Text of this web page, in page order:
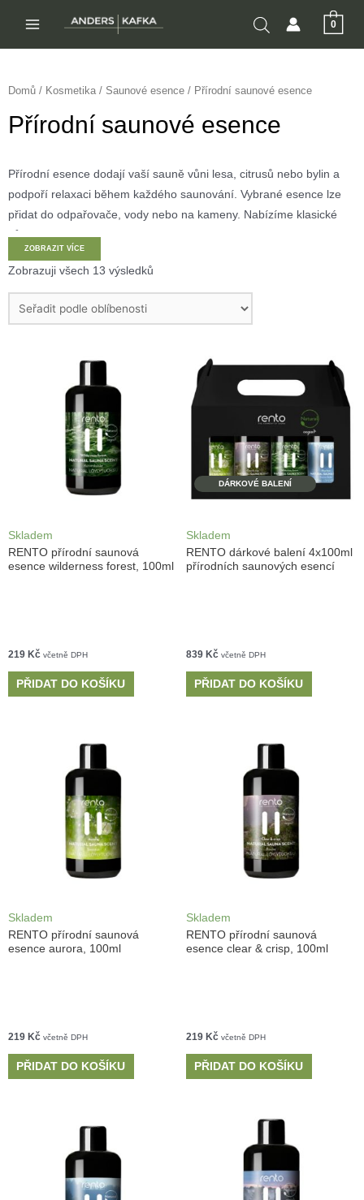
obsah
0
Domů / Kosmetika / Saunové esence / Přírodní saunové esence
Přírodní saunové esence
Přírodní esence dodají vaší sauně vůni lesa, citrusů nebo bylin a
podpoří relaxaci během každého saunování. Vybrané esence lze
přidat do odpařovače, vody nebo na kameny. Nabízíme klasické
vůně borovice, eukalyptu, pomeranče i dárková balení.
ZOBRAZIT VÍCE
Zobrazuji všech 13 výsledků
Skladem
RENTO přírodní saunová
esence wilderness forest, 100ml
219 Kč včetně DPH
PŘIDAT DO KOŠÍKU
DÁRKOVÉ BALENÍ
Skladem
RENTO dárkové balení 4x100ml
přírodních saunových esencí
839 Kč včetně DPH
PŘIDAT DO KOŠÍKU
Skladem
RENTO přírodní saunová
esence aurora, 100ml
219 Kč včetně DPH
PŘIDAT DO KOŠÍKU
Skladem
RENTO přírodní saunová
esence clear & crisp, 100ml
219 Kč včetně DPH
PŘIDAT DO KOŠÍKU